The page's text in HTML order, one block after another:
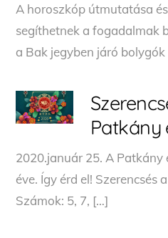
A horoszkóp útmutatása
segíthetnek a fogadalmak
a Bak jegyben járó
Patkány
2020.január 25. A Patkány
éve. Így érd el! Szerencsés
Számok: 5, 7, […]